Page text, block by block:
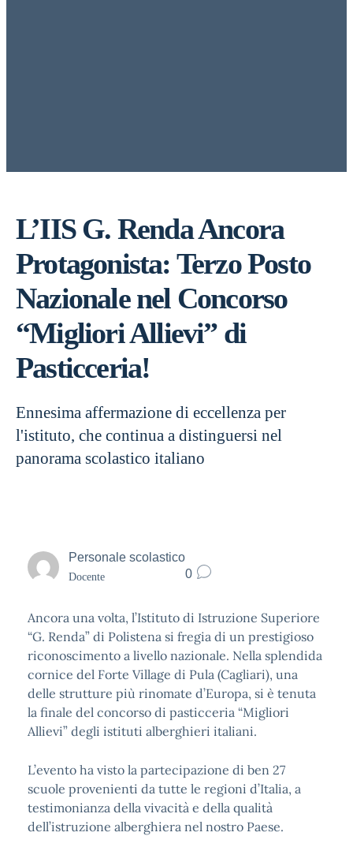
L’IIS G. Renda Ancora
Protagonista: Terzo Posto
Nazionale nel Concorso
“Migliori Allievi” di
Pasticceria!
Ennesima affermazione di eccellenza per
l'istituto, che continua a distinguersi nel
panorama scolastico italiano
Personale scolastico
Docente 0
Ancora una volta, l’Istituto di Istruzione Superiore
“G. Renda” di Polistena si fregia di un prestigioso
riconoscimento a livello nazionale. Nella splendida
cornice del Forte Village di Pula (Cagliari), una
delle strutture più rinomate d’Europa, si è tenuta
la finale del concorso di pasticceria “Migliori
Allievi” degli istituti alberghieri italiani.
L’evento ha visto la partecipazione di ben 27
scuole provenienti da tutte le regioni d’Italia, a
testimonianza della vivacità e della qualità
dell’istruzione alberghiera nel nostro Paese.